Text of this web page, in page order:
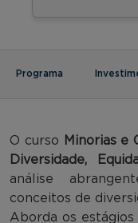
Programa
O curso
Minorias e
Diversidade,
análise
conceitos de
Aborda os